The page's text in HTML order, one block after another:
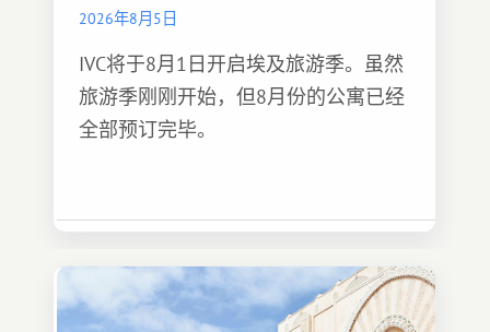
2026年8月5日
IVC将于8月1日开启埃及旅游季。虽然
旅游季刚刚开始，但8月份的公寓已经
全部预订完毕。